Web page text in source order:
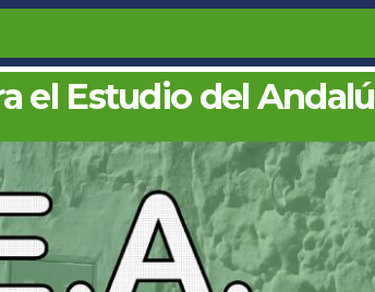
el Estudio del Andalú